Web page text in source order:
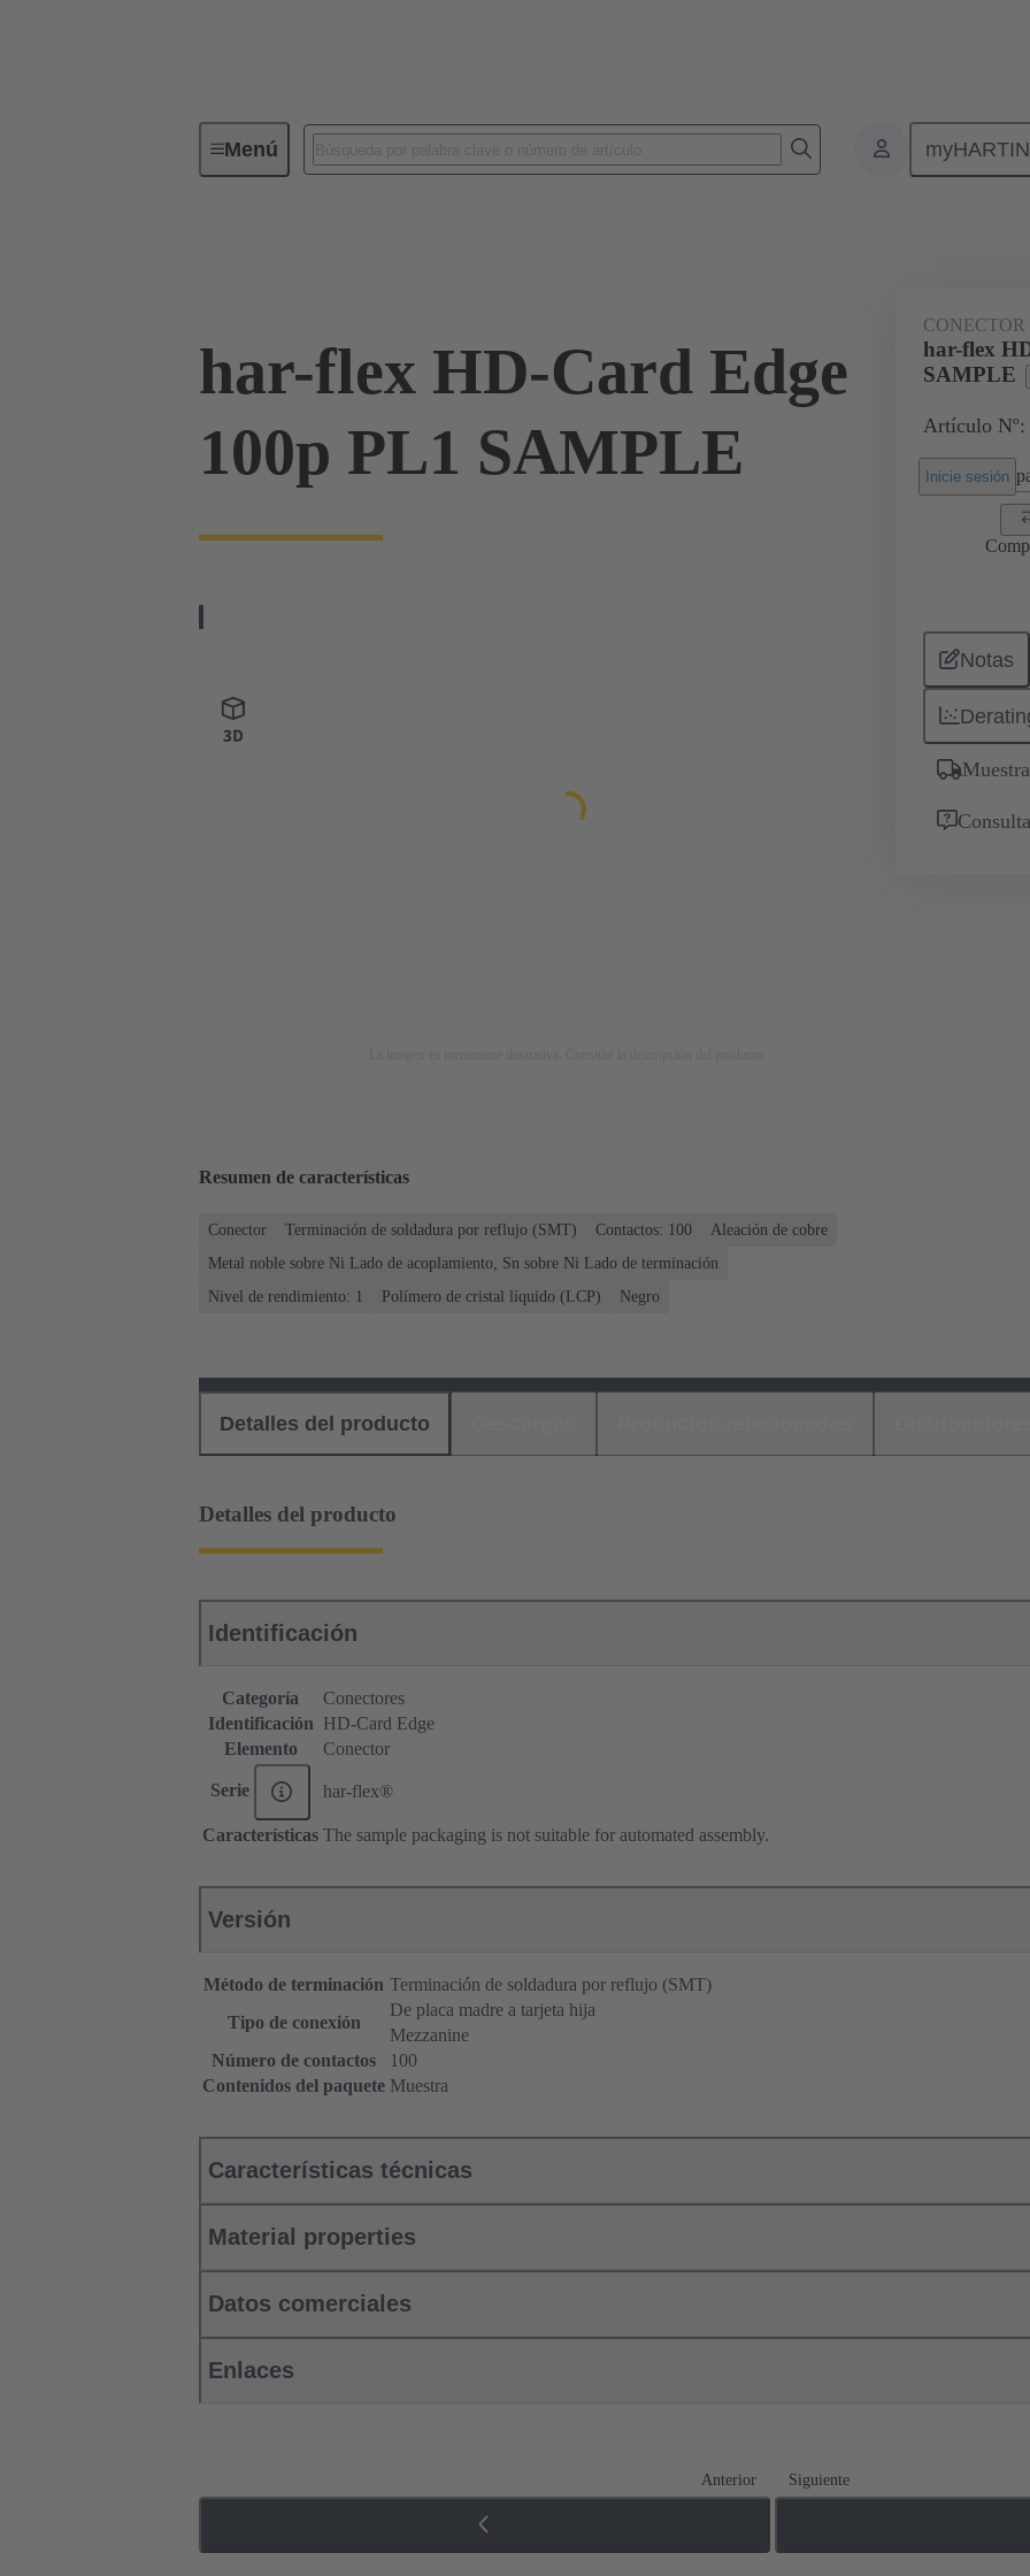
MenúConectividad de dispositivos Conectores de placa a placa de
har-flex HD-Card Edge
100p PL1 SAMPLE
CONECTOR
har-flex
SAMPLE
Artículo Nº:
Inicie sesión
Notas
Resumen de características
Conector Terminación de soldadura por reflujo (SMT) Contactos: 100
Aleación de cobre
Metal noble sobre Ni Lado de acoplamiento, Sn sobre Ni Lado de terminación
Nivel de rendimiento: 1
Polímero de cristal líquido (LCP) Negro
Detalles del producto
Detalles del producto
Identificación
Categoría
Conectores
Identificación HD-Card Edge
Elemento
Conector
Serie har-flex®
Características The sample packaging is not suitable for automated assembly.
Versión
Método de terminación Terminación de soldadura por reflujo (SMT)
Tipo de conexión
De placa madre a tarjeta hija
Mezzanine
Número de contactos
100
Contenidos del paquete Muestra
Características técnicas
Material properties
Datos comerciales
Enlaces
Anterior Siguiente